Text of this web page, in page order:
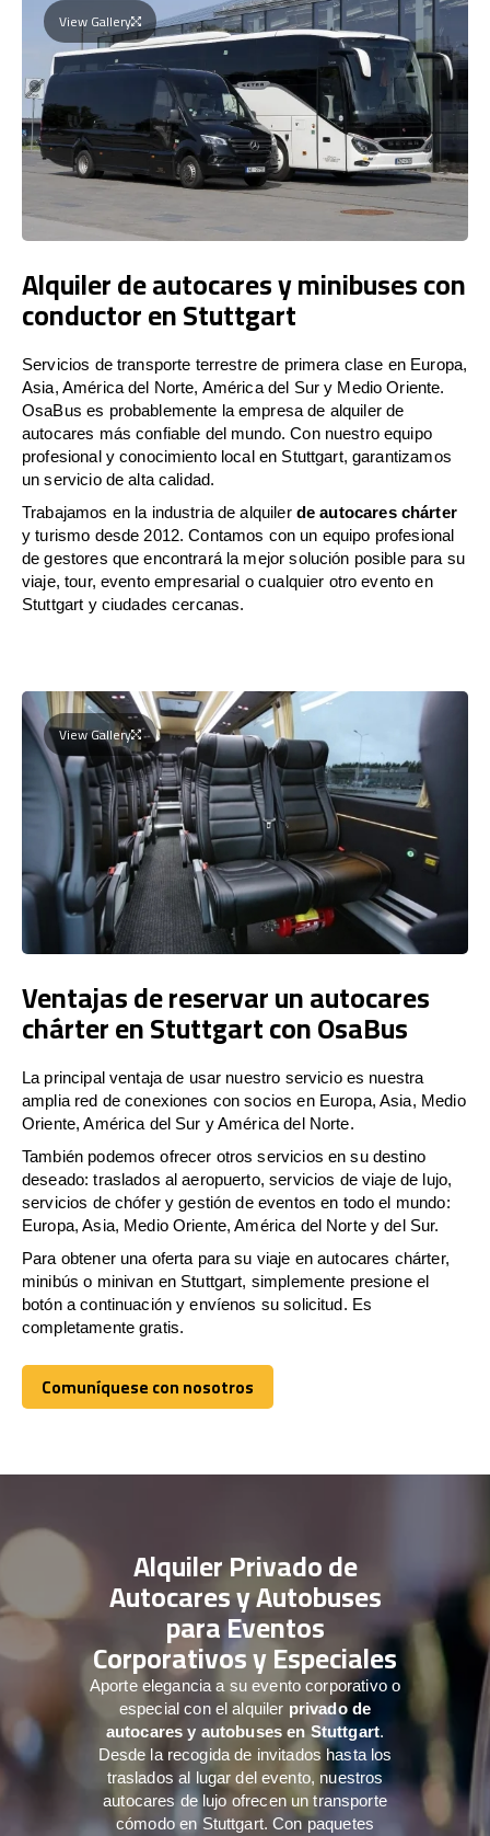
View Gallery
Alquiler de autocares y minibuses con
conductor en Stuttgart
Servicios de transporte terrestre de primera clase en Europa,
Asia, América del Norte, América del Sur y Medio Oriente.
OsaBus es probablemente la empresa de alquiler de
autocares más confiable del mundo. Con nuestro equipo
profesional y conocimiento local en Stuttgart, garantizamos
un servicio de alta calidad.
Trabajamos en la industria de alquiler de autocares chárter
y turismo desde 2012. Contamos con un equipo profesional
de gestores que encontrará la mejor solución posible para su
viaje, tour, evento empresarial o cualquier otro evento en
Stuttgart y ciudades cercanas.
View Gallery
Ventajas de reservar un autocares
chárter en Stuttgart con OsaBus
La principal ventaja de usar nuestro servicio es nuestra
amplia red de conexiones con socios en Europa, Asia, Medio
Oriente, América del Sur y América del Norte.
También podemos ofrecer otros servicios en su destino
deseado: traslados al aeropuerto, servicios de viaje de lujo,
servicios de chófer y gestión de eventos en todo el mundo:
Europa, Asia, Medio Oriente, América del Norte y del Sur.
Para obtener una oferta para su viaje en autocares chárter,
minibús o minivan en Stuttgart, simplemente presione el
botón a continuación y envíenos su solicitud. Es
completamente gratis.
Comuníquese con nosotros
Comuníquese con nosotros
Alquiler Privado de
Autocares y Autobuses
para Eventos
Corporativos y Especiales
Aporte elegancia a su evento corporativo o
especial con el alquiler privado de
autocares y autobuses en Stuttgart.
Desde la recogida de invitados hasta los
traslados al lugar del evento, nuestros
autocares de lujo ofrecen un transporte
cómodo en Stuttgart. Con paquetes